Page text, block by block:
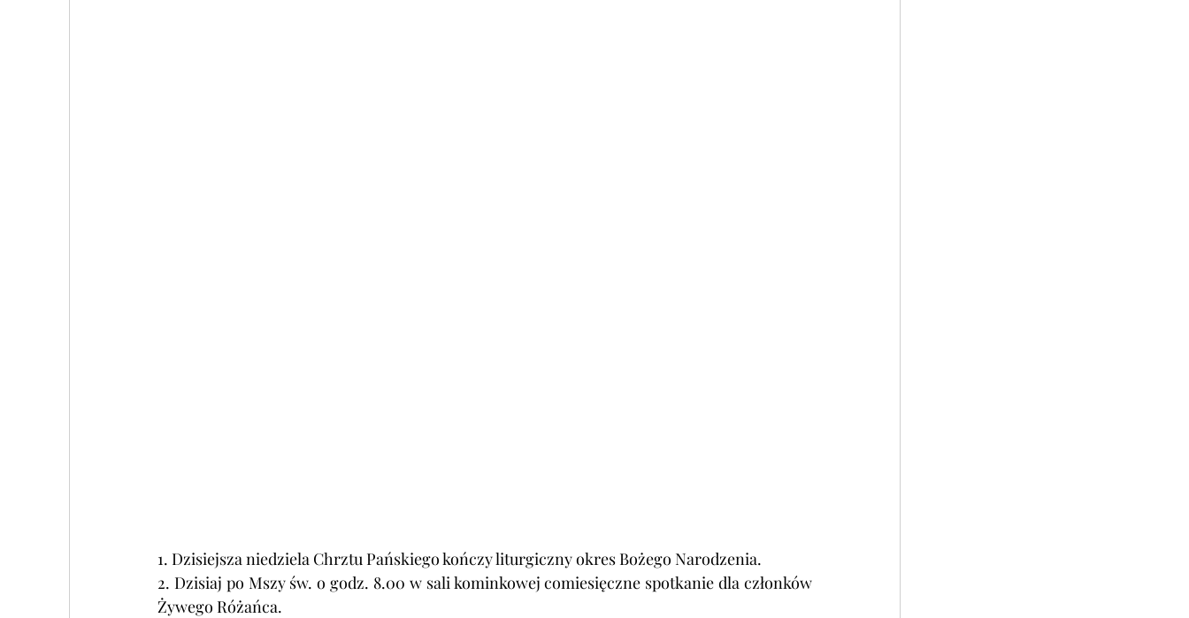
1. Dzisiejsza niedziela Chrztu Pańskiego kończy liturgiczny okres Bożego Narodzenia.
2. Dzisiaj po Mszy św. o godz. 8.00 w sali kominkowej comiesięczne spotkanie dla członków
Żywego Różańca.